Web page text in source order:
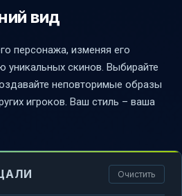
вид
персонажа, изменяя его
скинов. Выбирайте
неповторимые образы
игроков. Ваш стиль – ваша
Очистить